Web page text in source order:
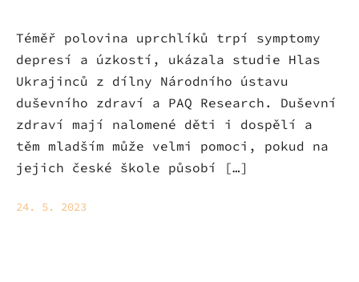
Téměř polovina uprchlíků trpí symptomy
depresí a úzkostí, ukázala studie Hlas
Ukrajinců z dílny Národního ústavu
duševního zdraví a PAQ Research. Duševní
zdraví mají nalomené děti i dospělí a
těm mladším může velmi pomoci, pokud na
jejich české škole působí […]
24. 5. 2023